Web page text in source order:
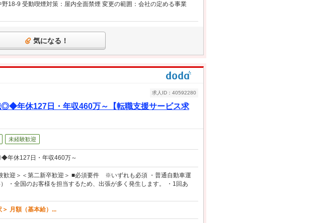
18-9 受動喫煙対策：屋内全面禁煙 変更の範囲：会社の定める事業
気になる！
年休127日・年収460万～【転職支援サービス求
求人ID：40592280
未経験歓迎
年休127日・年収460万～
歓迎＞＜第二新卒歓迎＞ ■必須要件 ※いずれも必須 ・普通自動車運
・全国のお客様を担当するため、出張が多く発生します。 ・1回あ
月額（基本給）...